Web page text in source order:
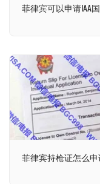
菲律宾可以申请IAA
菲律宾持枪证怎么